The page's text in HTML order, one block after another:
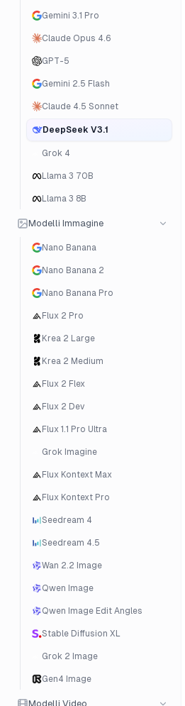
Gemini 3.1 Pro
Claude Opus 4.6
GPT-5
Gemini 2.5 Flash
Claude 4.5 Sonnet
DeepSeek V3.1
Grok 4
Llama 3 70B
Llama 3 8B
Modelli Immagine
Nano Banana
Nano Banana 2
Nano Banana Pro
Flux 2 Pro
Krea 2 Large
Krea 2 Medium
Flux 2 Flex
Flux 2 Dev
Flux 1.1 Pro Ultra
Grok Imagine
Flux Kontext Max
Flux Kontext Pro
Seedream 4
Seedream 4.5
Wan 2.2 Image
Qwen Image
Qwen Image Edit Angles
Stable Diffusion XL
Grok 2 Image
Gen4 Image
Modelli Video